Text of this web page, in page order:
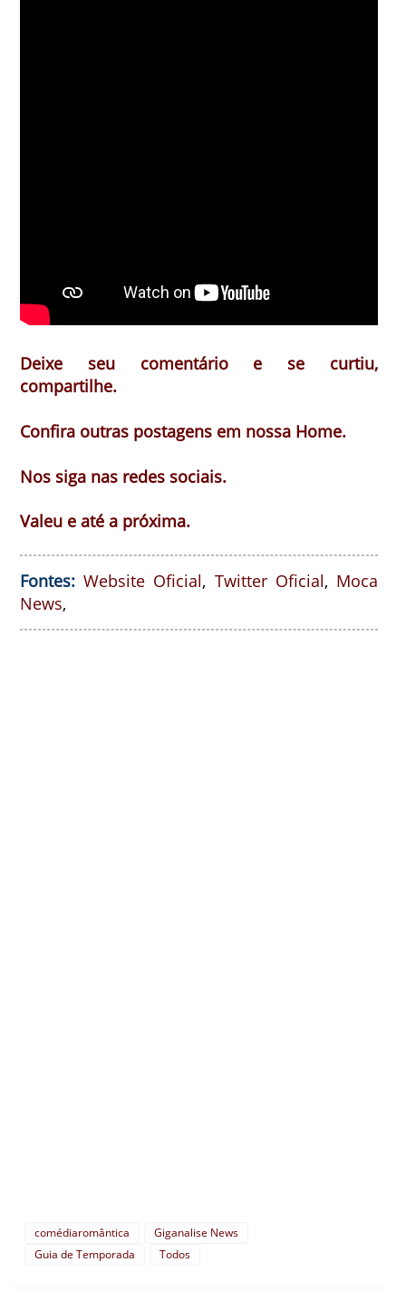
Deixe seu comentário e se curtiu,
compartilhe.
Confira outras postagens em nossa Home.
Nos siga nas redes sociais.
Valeu e até a próxima.
Fontes: Website Oficial, Twitter Oficial, Moca
News,
comédiaromântica
Giganalise News
Guia de Temporada
Todos